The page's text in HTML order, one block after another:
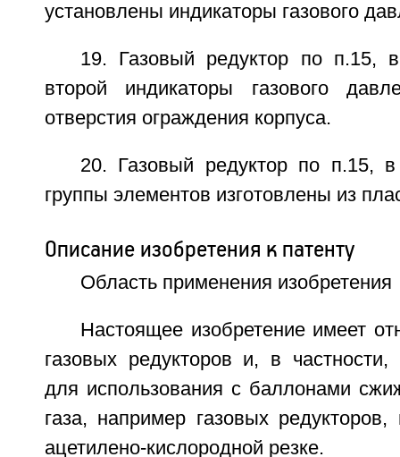
установлены индикаторы газового
19. Газовый редуктор по п.15,
второй индикаторы газового
отверстия ограждения корпуса.
20. Газовый редуктор по п.15,
группы элементов изготовлены из
Описание изобретения к патенту
Область применения изобретения
Настоящее изобретение имеет
газовых редукторов и, в частности,
для использования с баллонами
газа, например газовых
ацетилено-кислородной резке.